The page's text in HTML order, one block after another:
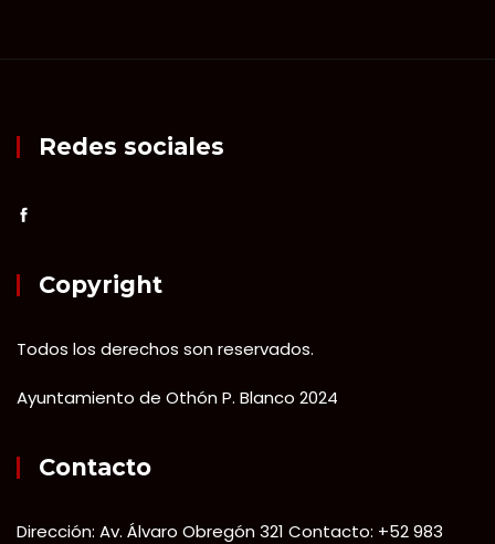
Redes sociales
Copyright
Todos los derechos son reservados.
Ayuntamiento de Othón P. Blanco 2024
Contacto
Dirección: Av. Álvaro Obregón 321 Contacto: +52 983